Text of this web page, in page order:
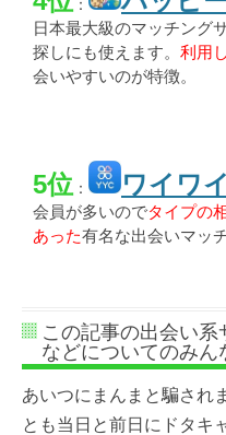
：
日本最大級のマッチング
探しにも使えます。 利用
会いやすいのが特徴。
5位 ： ワイワ
会員が多いのでタイプの
あった有名な出会いマッ
この記事の出会い
などについてのみん
あいつにまんまと騙され
とも当日と前日にドタキ